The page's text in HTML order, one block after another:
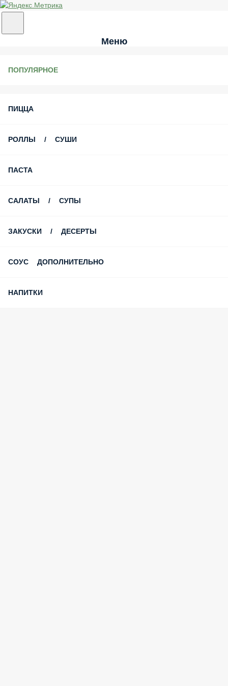
Меню
ПОПУЛЯРНОЕ
ПИЦЦА
РОЛЛЫ / СУШИ
ПАСТА
САЛАТЫ / СУПЫ
ЗАКУСКИ / ДЕСЕРТЫ
СОУС ДОПОЛНИТЕЛЬНО
НАПИТКИ